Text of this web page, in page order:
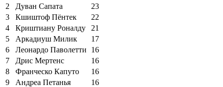
2
Дуван Сапата
23
3
Кшиштоф Пёнтек
22
4
Криштиану Роналду
21
5
Аркадиуш Милик
17
6
Леонардо Паволетти
16
7
Дрис Мертенс
16
8
Франческо Капуто
16
9
Андреа Петанья
16